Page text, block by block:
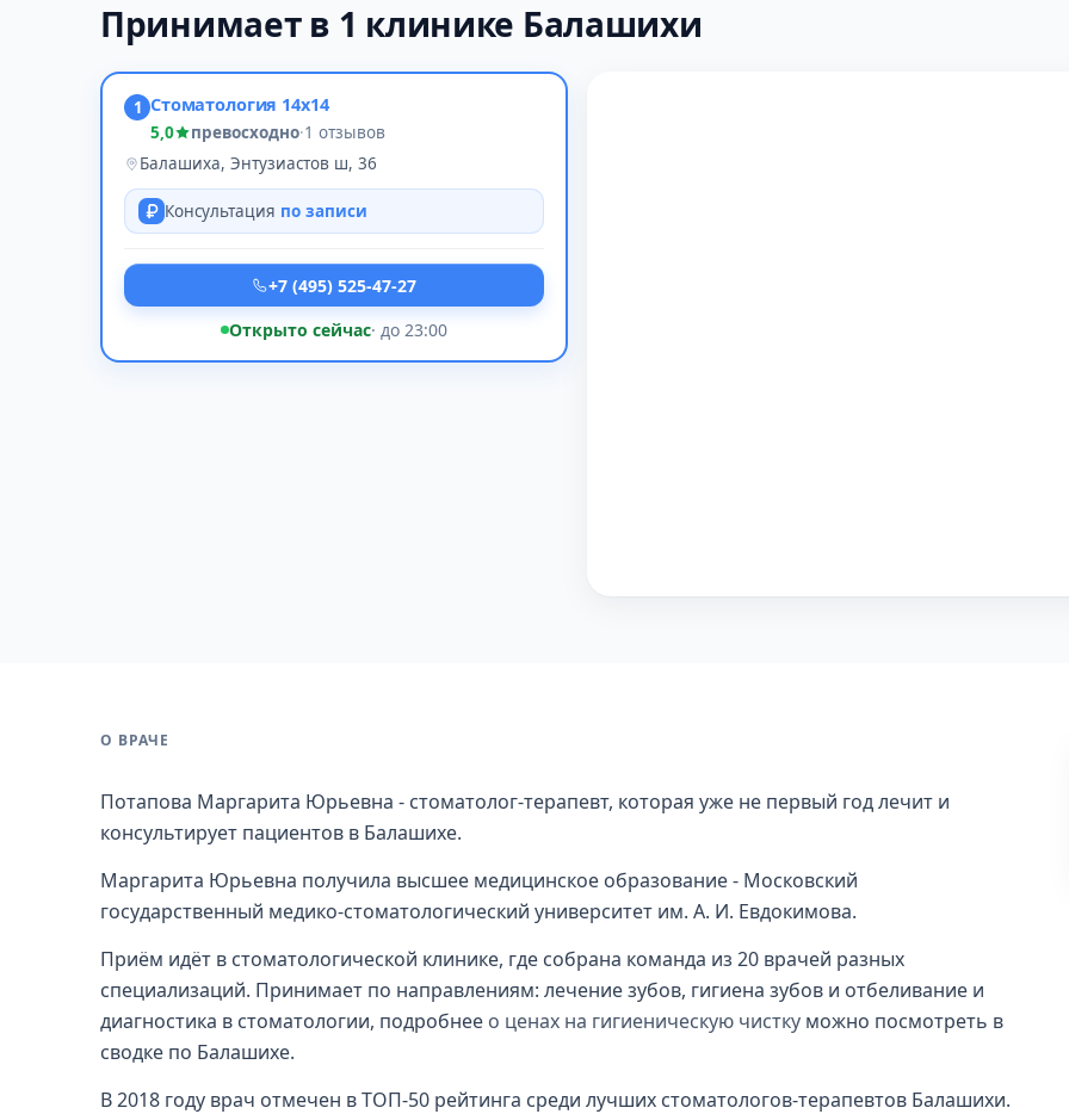
Принимает в 1 клинике Балашихи
1 Стоматология 14х14
5,0 превосходно·1 отзывов
Балашиха, Энтузиастов ш, 36
Консультация по записи
+7 (495) 525-47-27
Открыто сейчас· до 23:00
О ВРАЧЕ
Потапова Маргарита Юрьевна - стоматолог-терапевт, которая уже не первый год лечит и
консультирует пациентов в Балашихе.
Маргарита Юрьевна получила высшее медицинское образование - Московский
государственный медико-стоматологический университет им. А. И. Евдокимова.
Приём идёт в стоматологической клинике, где собрана команда из 20 врачей разных
специализаций. Принимает по направлениям: лечение зубов, гигиена зубов и отбеливание и
диагностика в стоматологии, подробнее о ценах на гигиеническую чистку можно посмотреть в
сводке по Балашихе.
В 2018 году врач отмечен в ТОП-50 рейтинга среди лучших стоматологов-терапевтов Балашихи.